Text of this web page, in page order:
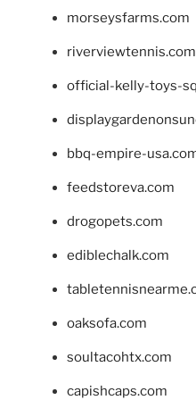
morseysfarms.com
riverviewtennis.com
official-kelly-toys-
bbq-empire-
feedstoreva.com
drogopets.com
ediblechalk.com
oaksofa.com
soultacohtx.com
capishcaps.com